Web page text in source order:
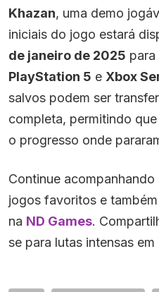
Khazan, uma demo
iniciais do jogo estará
de janeiro de 2025 para
PlayStation 5 e Xbox
salvos podem ser
completa, permitindo
o progresso onde
Continue
jogos favoritos e
na ND Games.
se para lutas intensas em